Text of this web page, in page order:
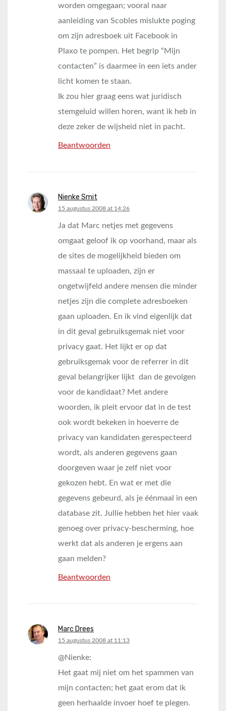
worden omgegaan; vooral naar
aanleiding van Scobles mislukte poging
om zijn adresboek uit Facebook in
Plaxo te pompen. Het begrip “Mijn
contacten” is daarmee in een iets ander
licht komen te staan.
Ik zou hier graag eens wat juridisch
stemgeluid willen horen, want ik heb in
deze zeker de wijsheid niet in pacht.
Beantwoorden
Nienke Smit
says:
15 augustus 2008 at 14:26
Ja dat Marc netjes met gegevens
omgaat geloof ik op voorhand, maar als
de sites de mogelijkheid bieden om
massaal te uploaden, zijn er
ongetwijfeld andere mensen die minder
netjes zijn die complete adresboeken
gaan uploaden. En ik vind eigenlijk dat
in dit geval gebruiksgemak niet voor
privacy gaat. Het lijkt er op dat
gebruiksgemak voor de referrer in dit
geval belangrijker lijkt dan de gevolgen
voor de kandidaat? Met andere
woorden, ik pleit ervoor dat in de test
ook wordt bekeken in hoeverre de
privacy van kandidaten gerespecteerd
wordt, als anderen gegevens gaan
doorgeven waar je zelf niet voor
gekozen hebt. En wat er met die
gegevens gebeurd, als je éénmaal in een
database zit. Jullie hebben het hier vaak
genoeg over privacy-bescherming, hoe
werkt dat als anderen je ergens aan
gaan melden?
Beantwoorden
Marc Drees
says:
15 augustus 2008 at 11:13
@Nienke:
Het gaat mij niet om het spammen van
mijn contacten; het gaat erom dat ik
geen herhaalde invoer hoef te plegen.